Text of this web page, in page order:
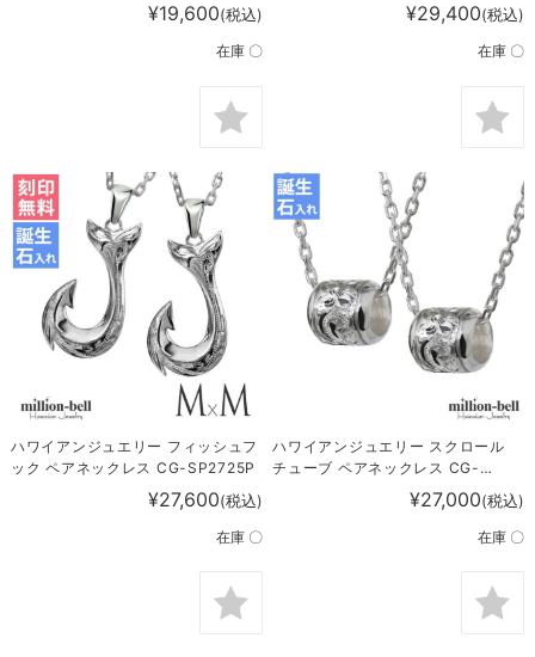
¥19,600(税込)
在庫 〇
¥29,400(税込)
在庫 〇
ハワイアンジュエリー フィッシュフ
ック ペアネックレス CG-SP2725P
¥27,600(税込)
在庫 〇
ハワイアンジュエリー スクロール
チューブ ペアネックレス CG-
¥27,000(税込)
在庫 〇